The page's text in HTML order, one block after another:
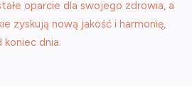
oparcie dla swojego zdrowia, a
zyskują nową jakość i harmonię,
koniec dnia.